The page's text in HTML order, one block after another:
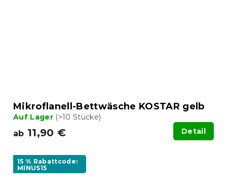
Mikroflanell-Bettwäsche KOSTAR gelb
Auf Lager (>10 Stücke)
ab 11,90 € Detail
15 % Rabattcode:
MINUS15